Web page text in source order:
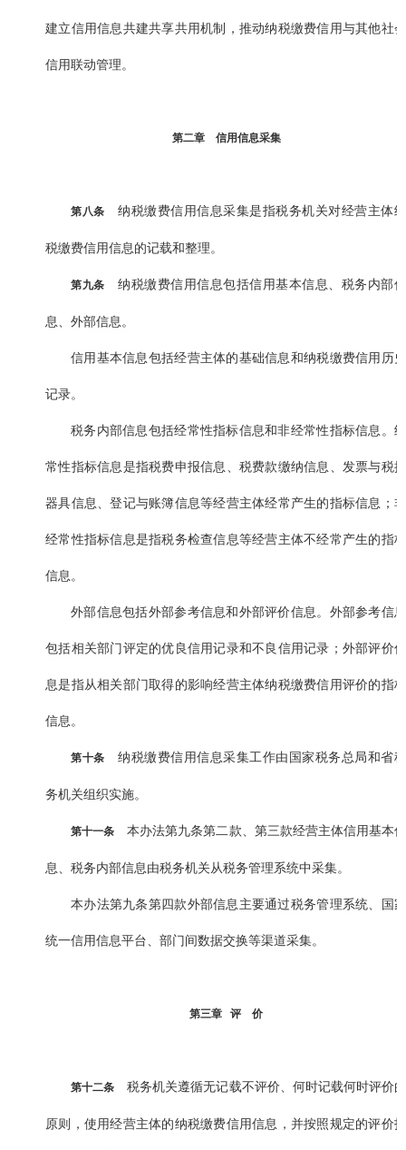
建立信用信息共建共享共用机制，推动纳税缴费信用与其他社会
信用联动管理。
第二章 信用信息采集
第八条 纳税缴费信用信息采集是指税务机关对经营主体
税缴费信用信息的记载和整理。
第九条 纳税缴费信用信息包括信用基本信息、税务内部
息、外部信息。
信用基本信息包括经营主体的基础信息和纳税缴费信用历史
记录。
税务内部信息包括经常性指标信息和非经常性指标信息。经
常性指标信息是指税费申报信息、税费款缴纳信息、发票与税控
器具信息、登记与账簿信息等经营主体经常产生的指标信息；非
经常性指标信息是指税务检查信息等经营主体不经常产生的指标
信息。
外部信息包括外部参考信息和外部评价信息。外部参考信息
包括相关部门评定的优良信用记录和不良信用记录；外部评价信
息是指从相关部门取得的影响经营主体纳税缴费信用评价的指标
信息。
第十条 纳税缴费信用信息采集工作由国家税务总局和省
务机关组织实施。
第十一条 本办法第九条第二款、第三款经营主体信用基本
息、税务内部信息由税务机关从税务管理系统中采集。
本办法第九条第四款外部信息主要通过税务管理系统、国家
统一信用信息平台、部门间数据交换等渠道采集。
第三章 评 价
第十二条 税务机关遵循无记载不评价、何时记载何时评价
原则，使用经营主体的纳税缴费信用信息，并按照规定的评价指